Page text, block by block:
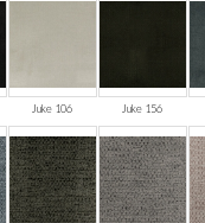
Juke 106 Juke 156